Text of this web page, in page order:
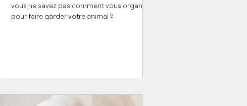
vous ne savez pas comment vous organiser
pour faire garder votre animal ?